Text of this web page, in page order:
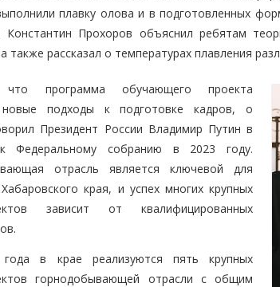
плавку олова и в подготовленных
Константин Прохоров объяснил ребятам
также рассказал о температурах плавления
программа обучающего проекта
подходы к подготовке кадров, о
Президент России Владимир Путин в
Федеральному собранию в 2023 году.
отрасль является ключевой для
края, и успех многих крупных
зависит от квалифицированных
в крае реализуются пять крупных
горнодобывающей отрасли с общим